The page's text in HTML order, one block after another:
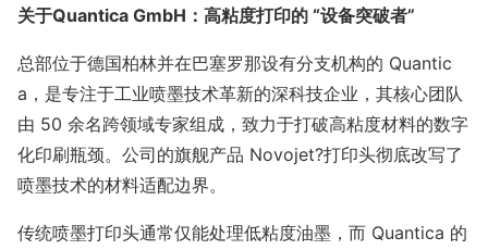
关于Quantica GmbH：高粘度打印的 “设备突破者”
总部位于德国柏林并在巴塞罗那设有分支机构的 Quantic
a，是专注于工业喷墨技术革新的深科技企业，其核心团队
由 50 余名跨领域专家组成，致力于打破高粘度材料的数字
化印刷瓶颈。公司的旗舰产品 Novojet?打印头彻底改写了
喷墨技术的材料适配边界。
传统喷墨打印头通常仅能处理低粘度油墨，而 Quantica 的